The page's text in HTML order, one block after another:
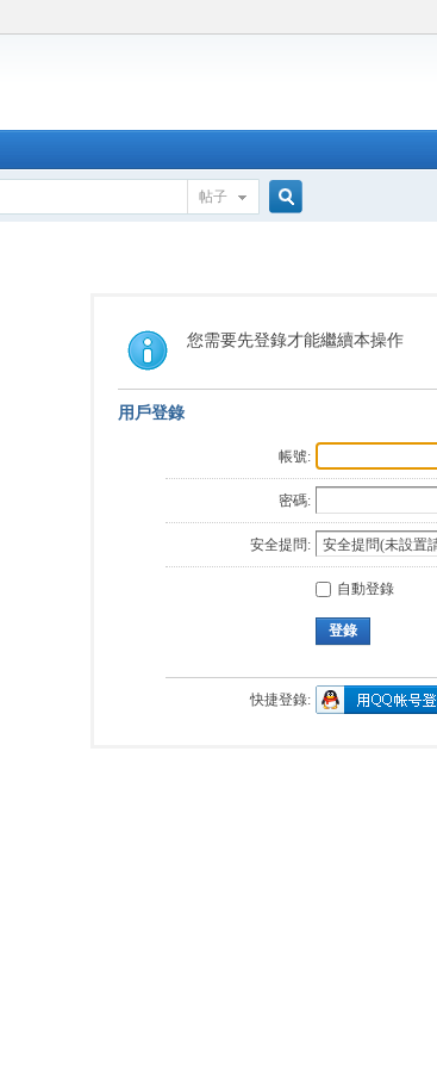
帖子
索
您需要先登錄才能繼續本操作
用戶登錄
帳號:
密碼:
安全提問:
自動登錄
登錄
快捷登錄: